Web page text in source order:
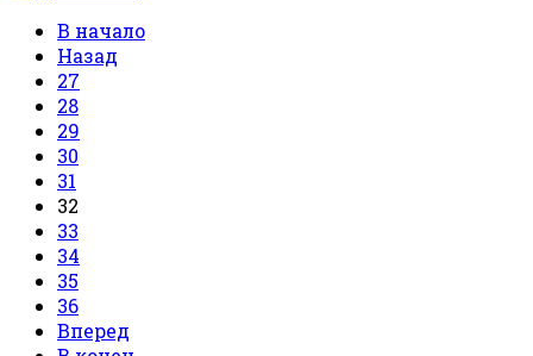
В начало
Назад
27
28
29
30
31
32
33
34
35
36
Вперед